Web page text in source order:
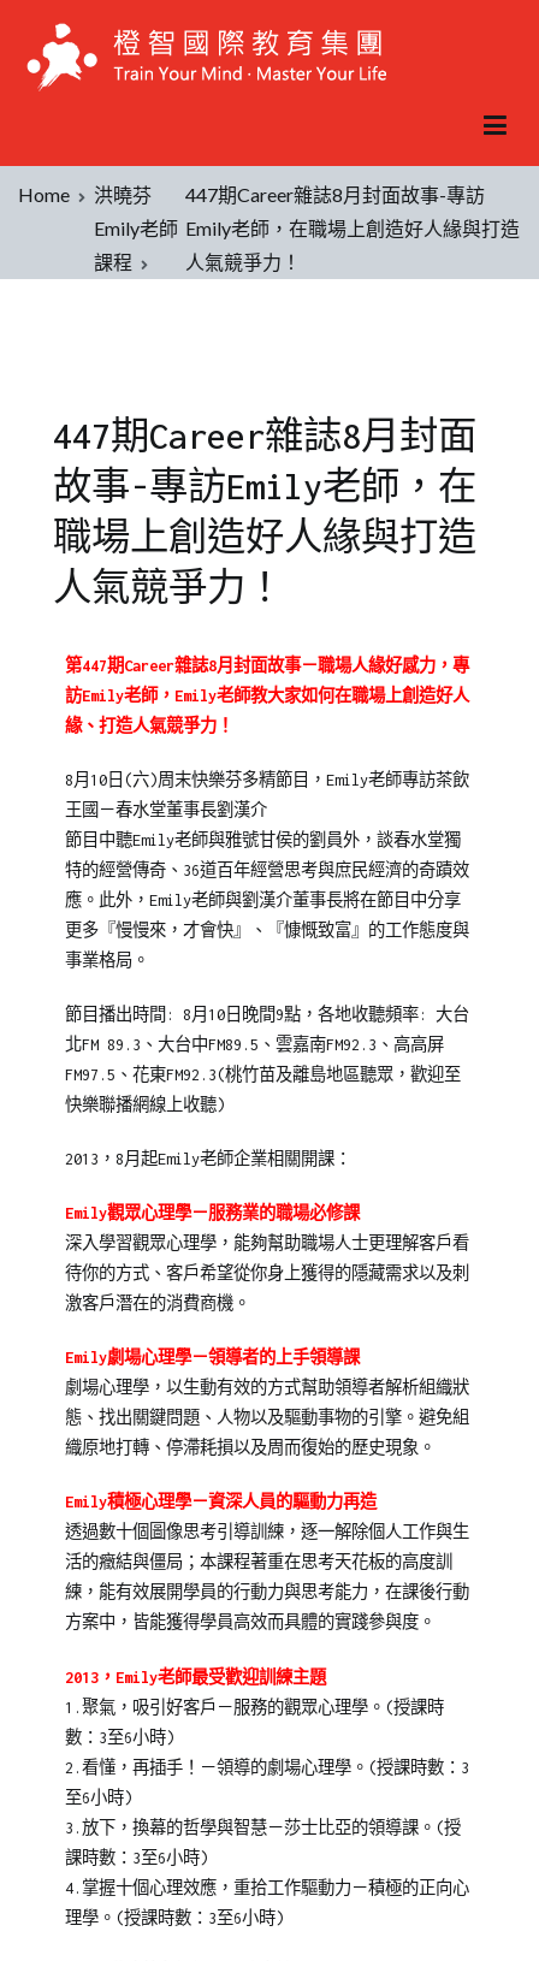
Home
洪曉芬
Emily老師
課程
447期Career雜誌8月封面故事-專訪
Emily老師，在職場上創造好人緣與打造
人氣競爭力！
447期Career雜誌8月封面
故事-專訪Emily老師，在
職場上創造好人緣與打造
人氣競爭力！
on
2013-
08-
媒
體
導/
活
動
花
絮,
洪
芬
Emily
老
師
程
Emily
老
師
第447期Career雜誌8月封面故事－職場人緣好感力，專
訪Emily老師，Emily老師教大家如何在職場上創造好人
緣、打造人氣競爭力！
8月10日(六)周末快樂芬多精節目，Emily老師專訪茶飲
王國－春水堂董事長劉漢介
節目中聽Emily老師與雅號甘侯的劉員外，談春水堂獨
特的經營傳奇、36道百年經營思考與庶民經濟的奇蹟效
應。此外，Emily老師與劉漢介董事長將在節目中分享
更多『慢慢來，才會快』、『慷慨致富』的工作態度與
事業格局。
節目播出時間: 8月10日晚間9點，各地收聽頻率: 大台
北FM 89.3、大台中FM89.5、雲嘉南FM92.3、高高屏
FM97.5、花東FM92.3(桃竹苗及離島地區聽眾，歡迎至
快樂聯播網線上收聽)
2013，8月起Emily老師企業相關開課：
Emily觀眾心理學－服務業的職場必修課
深入學習觀眾心理學，能夠幫助職場人士更理解客戶看
待你的方式、客戶希望從你身上獲得的隱藏需求以及刺
激客戶潛在的消費商機。
Emily劇場心理學－領導者的上手領導課
劇場心理學，以生動有效的方式幫助領導者解析組織狀
態、找出關鍵問題、人物以及驅動事物的引擎。避免組
織原地打轉、停滯耗損以及周而復始的歷史現象。
Emily積極心理學－資深人員的驅動力再造
透過數十個圖像思考引導訓練，逐一解除個人工作與生
活的癥結與僵局；本課程著重在思考天花板的高度訓
練，能有效展開學員的行動力與思考能力，在課後行動
方案中，皆能獲得學員高效而具體的實踐參與度。
2013，Emily老師最受歡迎訓練主題
1.聚氣，吸引好客戶－服務的觀眾心理學。(授課時
數：3至6小時)
2.看懂，再插手！－領導的劇場心理學。(授課時數：3
至6小時)
3.放下，換幕的哲學與智慧－莎士比亞的領導課。(授
課時數：3至6小時)
4.掌握十個心理效應，重拾工作驅動力－積極的正向心
理學。(授課時數：3至6小時)